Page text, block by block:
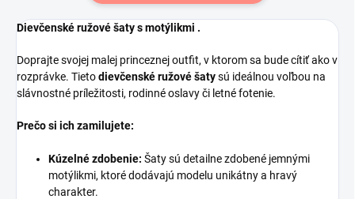
Dievčenské ružové šaty s motýlikmi .
Doprajte svojej malej princeznej outfit, v ktorom sa bude cítiť ako v
rozprávke. Tietodievčenské ružové šatysú ideálnou voľbou na
slávnostné príležitosti, rodinné oslavy či letné fotenie.
Prečo si ich zamilujete:
Kúzelné zdobenie: Šaty sú detailne zdobené jemnými
motýlikmi, ktoré dodávajú modelu unikátny a hravý
charakter.